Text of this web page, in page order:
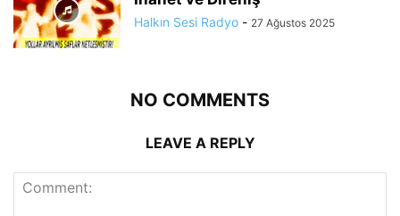
Halkın Sesi Radyo - 27 Ağustos 2025
NO COMMENTS
LEAVE A REPLY